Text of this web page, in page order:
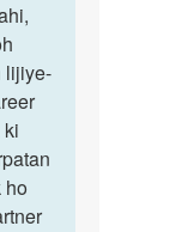
lijiye-
ho